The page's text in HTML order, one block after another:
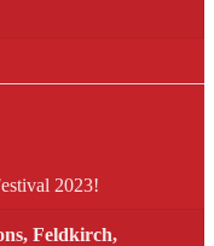
2023!
Feldkirch,